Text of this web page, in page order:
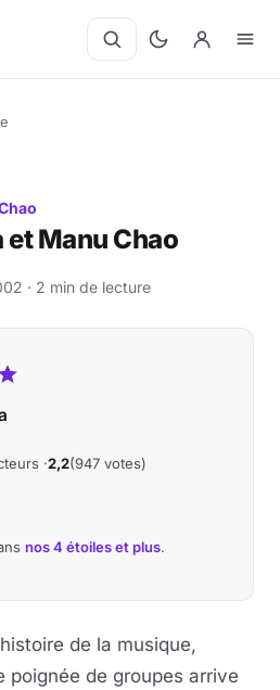
et Manu Chao
· 2 min de lecture
·2,2(947 votes)
nos 4 étoiles et plus.
de la musique,
poignée de groupes arrive